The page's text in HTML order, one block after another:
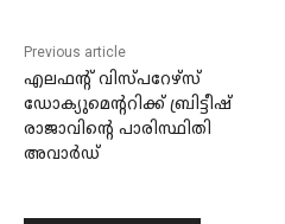
Previous article
എലഫന്റ് വിസ്പറേഴ്‌സ്
ഡോക്യുമെന്ററിക്ക് ബ്രിട്ടീഷ്
രാജാവിന്റെ പാരിസ്ഥിതി
അവാര്‍ഡ്